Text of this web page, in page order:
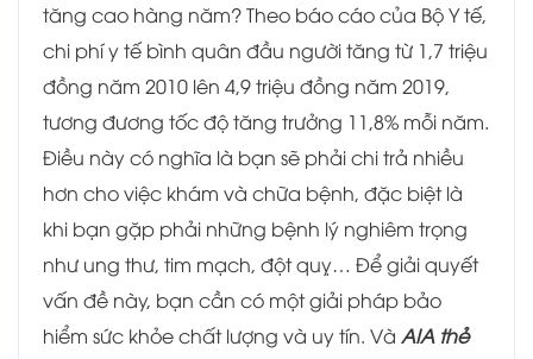
tăng cao hàng năm? Theo báo cáo của Bộ Y tế,
chi phí y tế bình quân đầu người tăng từ 1,7 triệu
đồng năm 2010 lên 4,9 triệu đồng năm 2019,
tương đương tốc độ tăng trưởng 11,8% mỗi năm.
Điều này có nghĩa là bạn sẽ phải chi trả nhiều
hơn cho việc khám và chữa bệnh, đặc biệt là
khi bạn gặp phải những bệnh lý nghiêm trọng
như ung thư, tim mạch, đột quỵ… Để giải quyết
vấn đề này, bạn cần có một giải pháp bảo
hiểm sức khỏe chất lượng và uy tín. Và AIA thẻ